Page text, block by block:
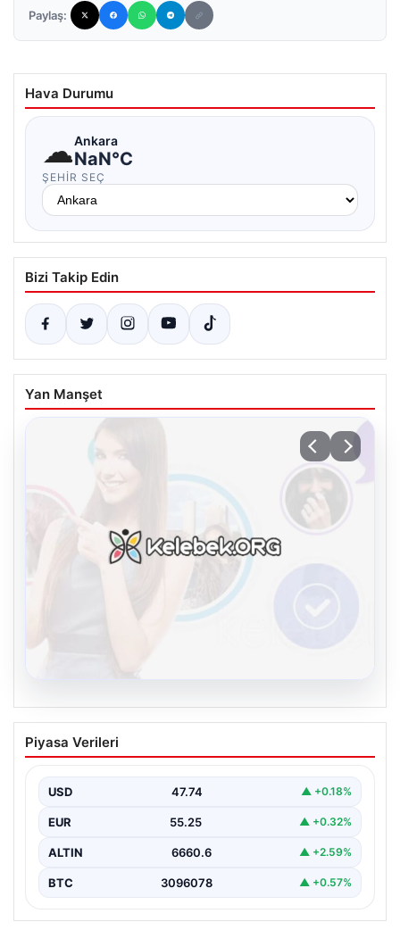
Paylaş:
Hava Durumu
☁Ankara
NaN°C
ŞEHIR SEÇ
Bizi Takip Edin
Yan Manşet
Kelebek sohbet platformu İle Dijital
İletişimin Güvenli Adresi Ve Chat
İnternet çağında insanların güvenli bir biçimde bağlantı
Piyasa Verileri
USD 47.74 ▲ +0.18%
EUR 55.25 ▲ +0.32%
ALTIN 6660.6 ▲ +2.59%
BTC 3096078 ▲ +0.57%